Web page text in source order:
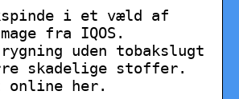
i et væld af
fra IQOS.
uden tobakslugt
skadelige stoffer.
online her.